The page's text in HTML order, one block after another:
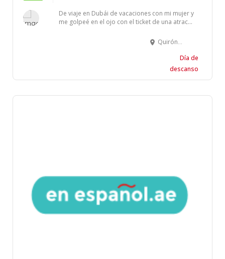
De viaje en Dubái de vacaciones con mi mujer y
me golpeé en el ojo con el ticket de una atrac...
Quirónsalud - Eye Hospital Dubai - Emiratos Árabes Unidos
Día de
descanso